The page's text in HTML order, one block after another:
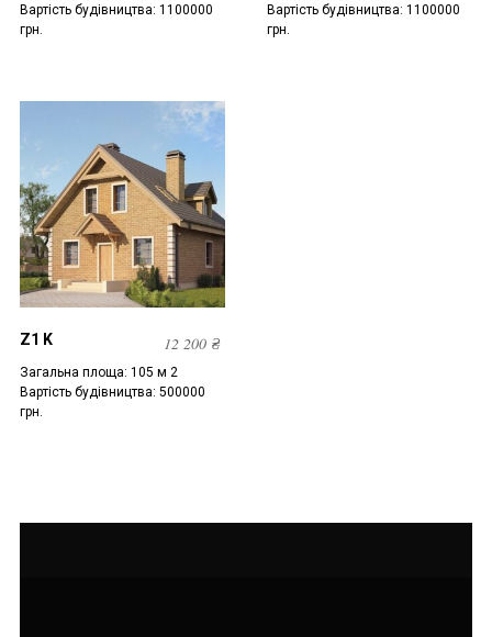
Вартість будівництва: 1100000
грн.
Вартість будівництва: 1100000
грн.
Z1 K 12 200₴
Загальна площа: 105 м 2
Вартість будівництва: 500000
грн.